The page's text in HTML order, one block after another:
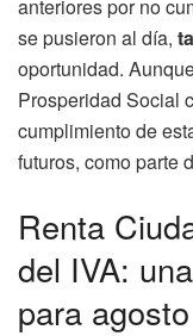
anteriores por no
se pusieron al día,
oportunidad.
Prosperidad Social
cumplimiento de
futuros, como parte
Renta
del IVA:
para